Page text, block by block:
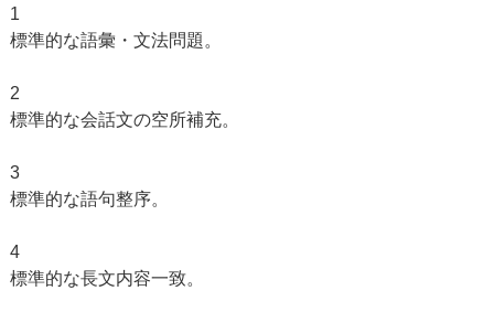
1
標準的な語彙・文法問題。
2
標準的な会話文の空所補充。
3
標準的な語句整序。
4
標準的な長文内容一致。